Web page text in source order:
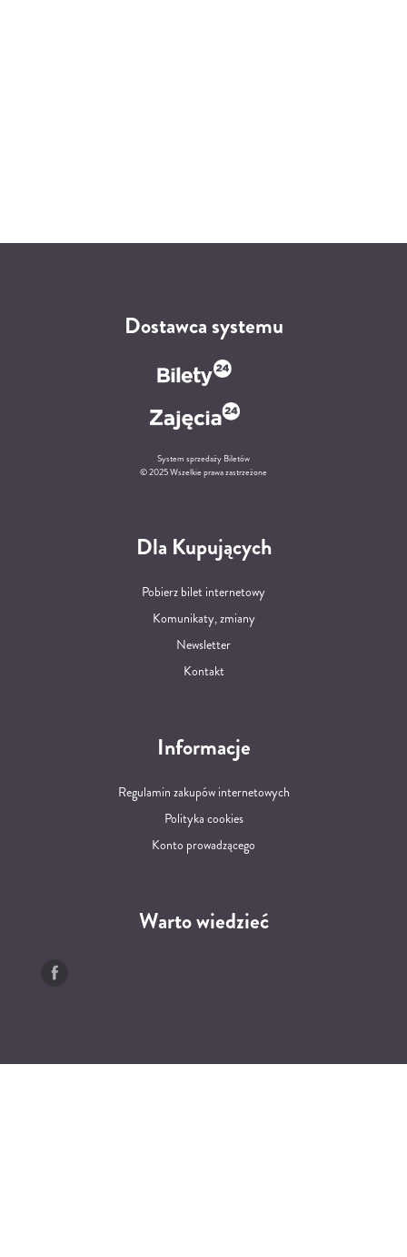
Dostawca systemu
System sprzedaży Biletów
© 2025 Wszelkie prawa zastrzeżone
Dla Kupujących
Pobierz bilet internetowy
Komunikaty, zmiany
Newsletter
Kontakt
Informacje
Regulamin zakupów internetowych
Polityka cookies
Konto prowadzącego
Warto wiedzieć